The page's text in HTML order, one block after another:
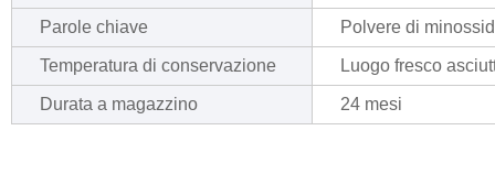
Parole chiave Polvere di
Temperatura di conservazione Luogo fresco
Durata a magazzino 24 mesi